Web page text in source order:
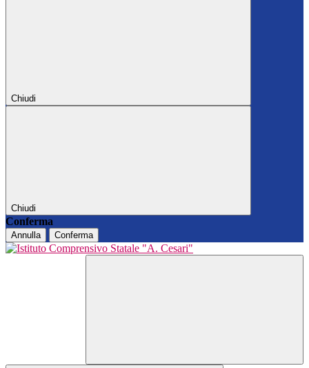
Chiudi
Chiudi
Conferma
Annulla Conferma